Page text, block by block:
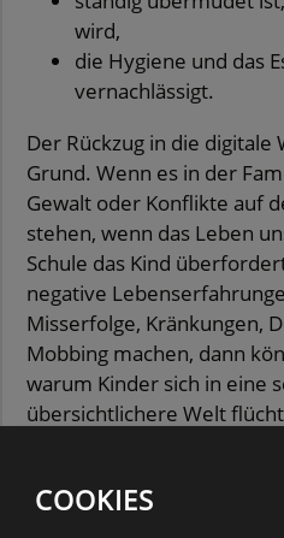
wird,
die Hygiene und das
vernachlässigt.
Der Rückzug in die digitale
Grund. Wenn es in der
Gewalt oder Konflikte auf
stehen, wenn das Leben
Schule das Kind
negative
Misserfolge, Kränkungen,
Mobbing machen, dann
warum Kinder sich in eine
übersichtlichere Welt
Wenn Sie bei Ihrem Kind
COOKIES